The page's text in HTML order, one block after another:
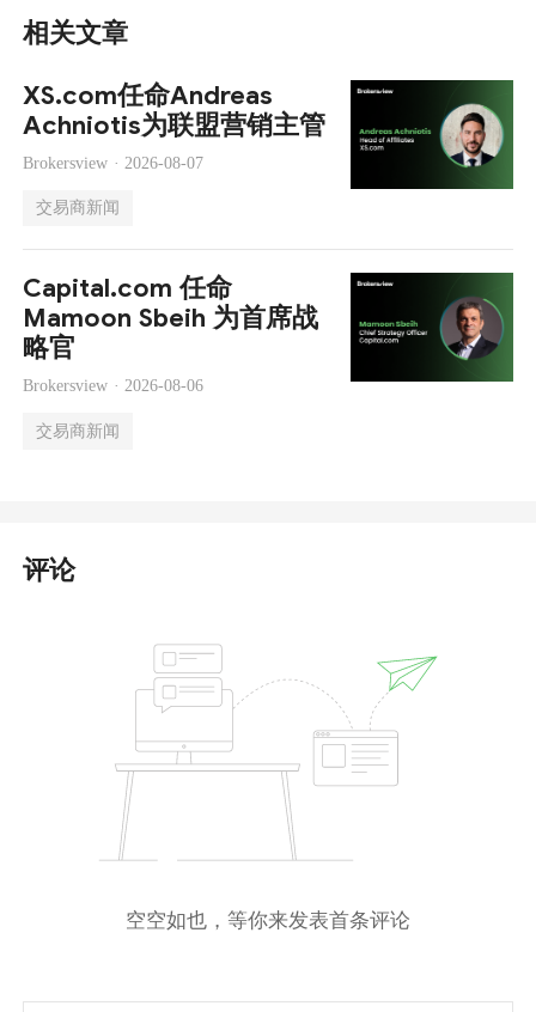
相关文章
XS.com任命Andreas
Achniotis为联盟营销主管
Brokersview · 2026-08-07
交易商新闻
Capital.com 任命
Mamoon Sbeih 为首席战
略官
Brokersview · 2026-08-06
交易商新闻
评论
空空如也，等你来发表首条评论